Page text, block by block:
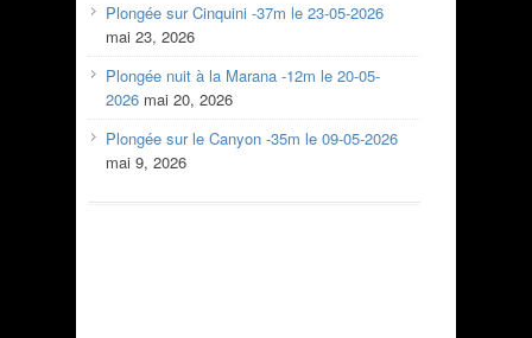
Plongée sur Cinquini -37m le 23-05-2026
mai 23, 2026
Plongée nuit à la Marana -12m le 20-05-
2026 mai 20, 2026
Plongée sur le Canyon -35m le 09-05-2026
mai 9, 2026